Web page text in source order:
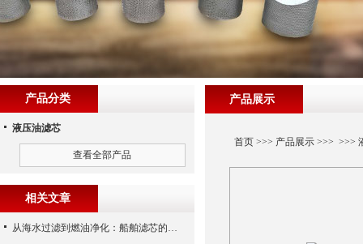
产品展示
首页>>> 产品展示>>> >>>
产品分类
液压油滤芯
查看全部产品
相关文章
从海水过滤到燃油净化：船舶滤芯的多场景应用解析